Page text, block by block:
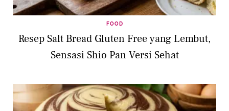
FOOD
Resep Salt Bread Gluten Free yang Lembut,
Sensasi Shio Pan Versi Sehat